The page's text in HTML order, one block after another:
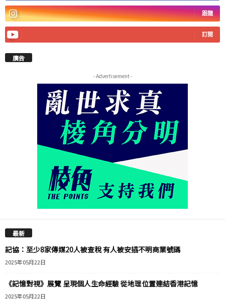
跟隨
訂閱
廣告
- Advertisement -
最新
記協：至少8家傳媒20人被查稅 有人被安插不明商業號碼
2025年05月22日
《記憶對視》展覽 呈現個人生命經驗 從地理位置連結香港記憶
2025年05月22日